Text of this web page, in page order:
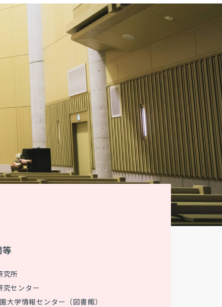
究所
究センター
大学情報センター（図書館）